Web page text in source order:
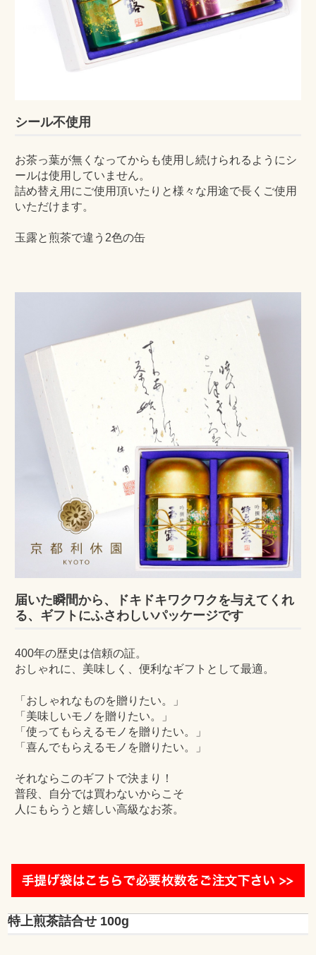
シール不使用
お茶っ葉が無くなってからも使用し続けられるようにシ
ールは使用していません。
詰め替え用にご使用頂いたりと様々な用途で長くご使用
いただけます。
玉露と煎茶で違う2色の缶
届いた瞬間から、ドキドキワクワクを与えてくれ
る、ギフトにふさわしいパッケージです
400年の歴史は信頼の証。
おしゃれに、美味しく、便利なギフトとして最適。
「おしゃれなものを贈りたい。」
「美味しいモノを贈りたい。」
「使ってもらえるモノを贈りたい。」
「喜んでもらえるモノを贈りたい。」
それならこのギフトで決まり！
普段、自分では買わないからこそ
人にもらうと嬉しい高級なお茶。
特上煎茶詰合せ 100g